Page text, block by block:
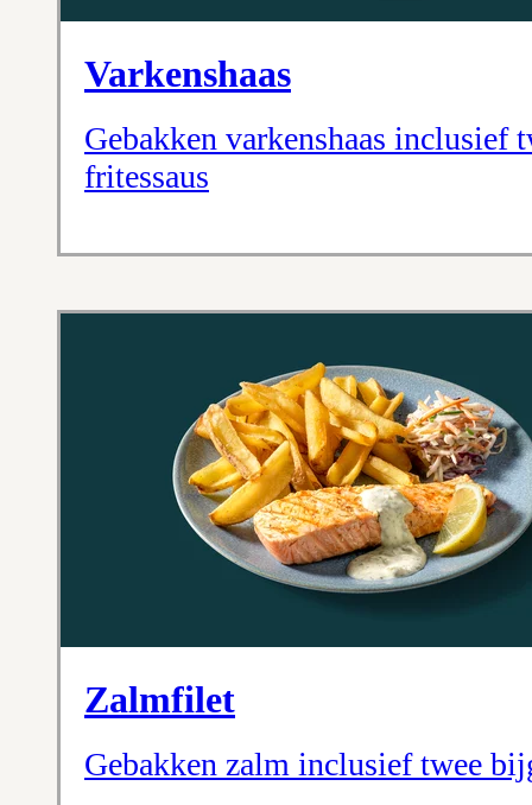
Varkenshaas
Gebakken varkenshaas inclusief
fritessaus
Zalmfilet
Gebakken zalm inclusief twee